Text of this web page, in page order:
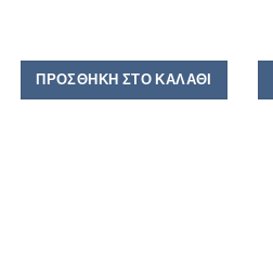
ΠΡΟΣΘΉΚΗ ΣΤΟ ΚΑΛΆΘΙ